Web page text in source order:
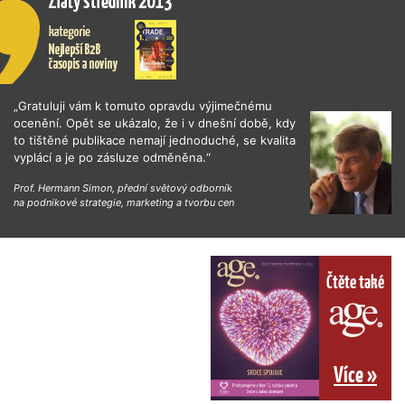
„Gratuluji vám k tomuto opravdu výjimečnému
ocenění. Opět se ukázalo, že i v dnešní době, kdy
to tištěné publikace nemají jednoduché, se kvalita
vyplácí a je po zásluze odměněna.“
Prof. Hermann Simon, přední světový odborník
na podnikové strategie, marketing a tvorbu cen
Čtěte také
Více »